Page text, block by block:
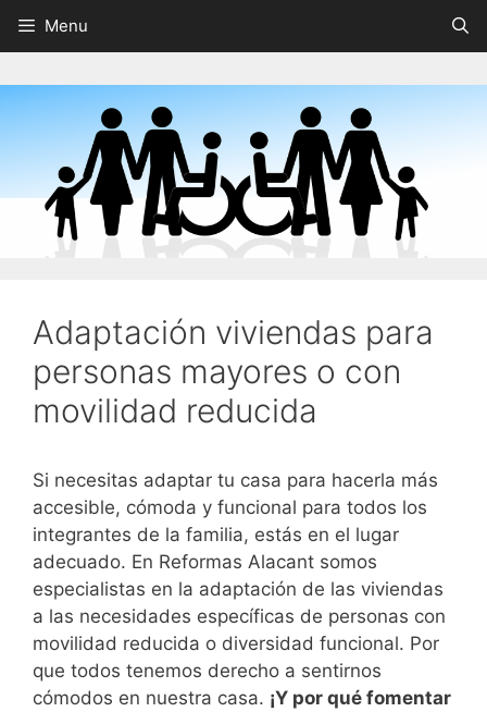
Menu
Adaptación viviendas para
personas mayores o con
movilidad reducida
Si necesitas adaptar tu casa para hacerla más
accesible, cómoda y funcional para todos los
integrantes de la familia, estás en el lugar
adecuado. En Reformas Alacant somos
especialistas en la adaptación de las viviendas
a las necesidades específicas de personas con
movilidad reducida o diversidad funcional. Por
que todos tenemos derecho a sentirnos
cómodos en nuestra casa. ¡Y por qué fomentar